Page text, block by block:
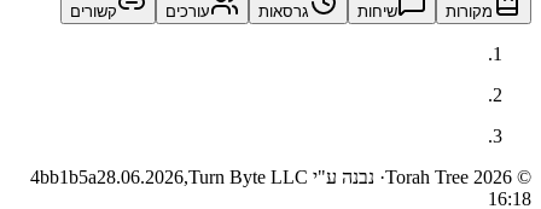
שיחות גרסאות עורכים קשורים
· נבנה ע"י Turn Byte LLC 4bb1b5a28.06.2026,